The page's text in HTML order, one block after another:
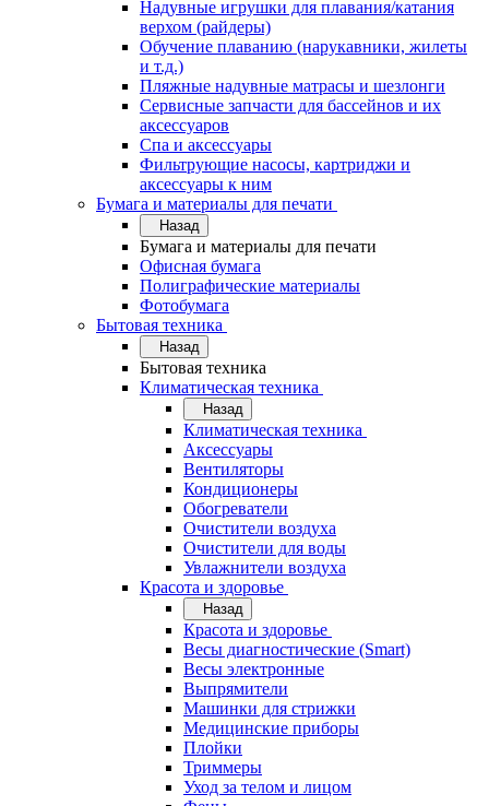
Надувные игрушки для плавания/катания
верхом (райдеры)
Обучение плаванию (нарукавники, жилеты
и т.д.)
Пляжные надувные матрасы и шезлонги
Сервисные запчасти для бассейнов и их
аксессуаров
Спа и аксессуары
Фильтрующие насосы, картриджи и
аксессуары к ним
Бумага и материалы для печати
Назад
Бумага и материалы для печати
Офисная бумага
Полиграфические материалы
Фотобумага
Бытовая техника
Назад
Бытовая техника
Климатическая техника
Назад
Климатическая техника
Аксессуары
Вентиляторы
Кондиционеры
Обогреватели
Очистители воздуха
Очистители для воды
Увлажнители воздуха
Красота и здоровье
Назад
Красота и здоровье
Весы диагностические (Smart)
Весы электронные
Выпрямители
Машинки для стрижки
Медицинские приборы
Плойки
Триммеры
Уход за телом и лицом